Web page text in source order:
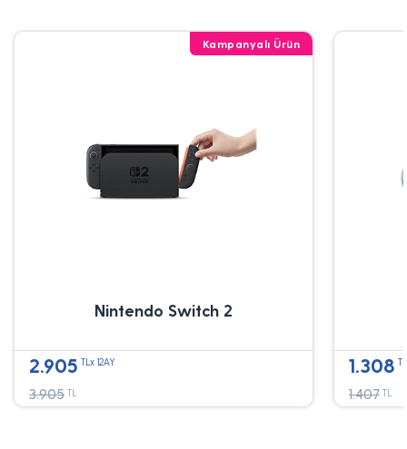
Kampanyalı Ürün
Nintendo Switch 2
2.905 TLx 12AY
3.905 TL
1.308
1.407 TL